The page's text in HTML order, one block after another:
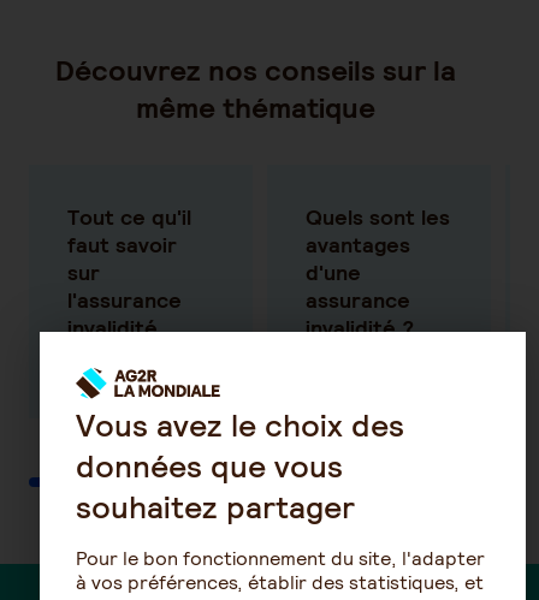
Découvrez nos conseils sur la
même thématique
Tout ce qu'il
faut savoir
sur
l'assurance
invalidité
Quels sont les
avantages
d'une
assurance
invalidité ?
Vous avez le choix des
données que vous
souhaitez partager
Pour le bon fonctionnement du site, l'adapter
à vos préférences, établir des statistiques, et